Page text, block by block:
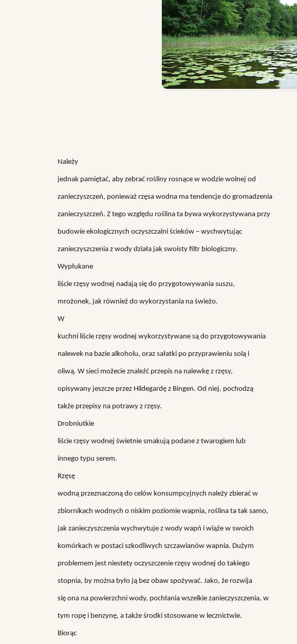
Należy
jednak pamiętać, aby zebrać rośliny rosnące w wodzie wolnej od
zanieczyszczeń, ponieważ rzęsa wodna ma tendencje do gromadzenia
zanieczyszczeń. Z tego względu roślina ta bywa wykorzystywana przy
budowie ekologicznych oczyszczalni ścieków – wychwytując
zanieczyszczenia z wody działa jak swoisty filtr biologiczny.
Wypłukane
liście rzęsy wodnej nadają się do przygotowywania suszu,
mrożonek, jak również do wykorzystania na świeżo.
W
kuchni liście rzęsy wodnej wykorzystywane są do przygotowywania
nalewek na bazie alkoholu, oraz sałatki po przyprawieniu solą i
oliwą. W sieci możecie znaleźć przepis na nalewkę z rzęsy,
opisywany jeszcze przez Hildegardę z Bingen. Od niej, pochodzą
także przepisy na potrawy z rzęsy.
Drobniutkie
liście rzęsy wodnej świetnie smakują podane z twarogiem lub
innego typu serem.
Rzęsę
wodną przeznaczoną do celów konsumpcyjnych należy zbierać w
zbiornikach wodnych o niskim poziomie wapnia, roślina ta tak samo,
jak zanieczyszczenia wychwytuje z wody wapń i wiąże w swoich
komórkach w postaci szkodliwych szczawianów wapnia. Dużym
problemem jest niestety oczyszczenie rzęsy wodnej do takiego
stopnia, by można było ją bez obaw spożywać. Jako, że rozwija
się ona na powierzchni wody, pochłania wszelkie zanieczyszczenia, w
tym ropę i benzynę, a także środki stosowane w lecznictwie.
Biorąc